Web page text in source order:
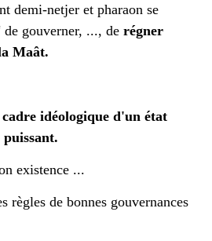
demi-netjer et pharaon se
gouverner, ..., de régner
Maât.
idéologique d'un état
existence ...
règles de bonnes gouvernances